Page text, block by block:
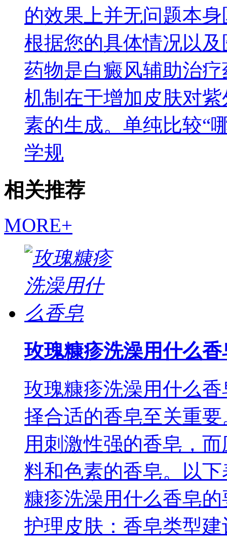
的效果上并无问题本
根据您的具体情况以
药物是白癜风辅助治
机制在于增加皮肤对
素的生成。单纯比较“
学规
相关推荐
MORE+
玫瑰糠疹洗澡用什么香
玫瑰糠疹洗澡用什么
择合适的香皂至关重
用刺激性强的香皂，
料和色素的香皂。以
糠疹洗澡用什么香皂
护理皮肤：香皂类型